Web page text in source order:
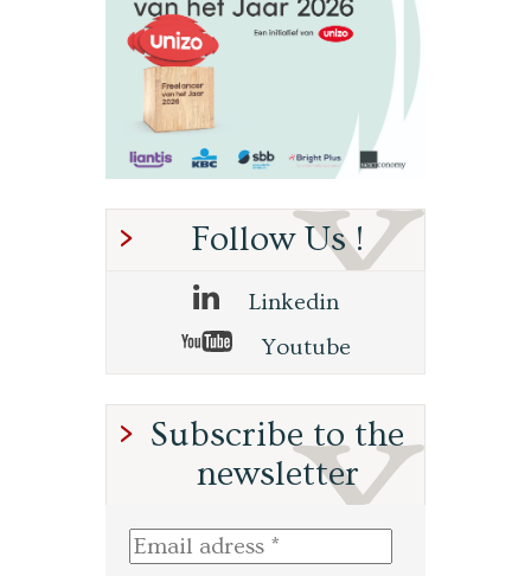
Follow Us !
Linkedin
Youtube
Subscribe to the
newsletter